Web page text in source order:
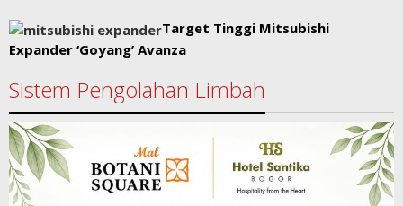
Target Tinggi Mitsubishi
Expander ‘Goyang’ Avanza
Sistem Pengolahan Limbah